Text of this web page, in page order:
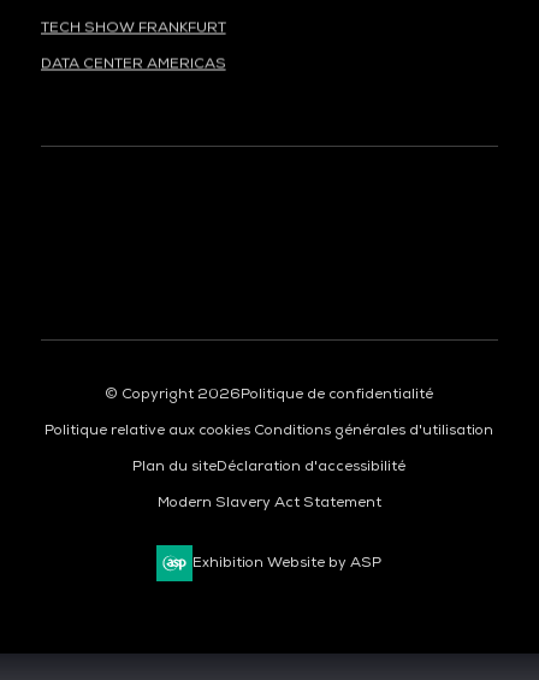
TECH SHOW FRANKFURT
DATA CENTER AMERICAS
© Copyright 2026Politique de confidentialité
Politique relative aux cookies Conditions générales d'utilisation
Plan du siteDéclaration d'accessibilité
Modern Slavery Act Statement
Exhibition Website by ASP